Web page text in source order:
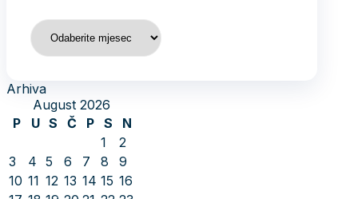
Arhiva
Arhiva
August 2026
P
U S Č P S
N
1
2
3
4 5 6 7 8
9
10 11 12 13 14 15 16